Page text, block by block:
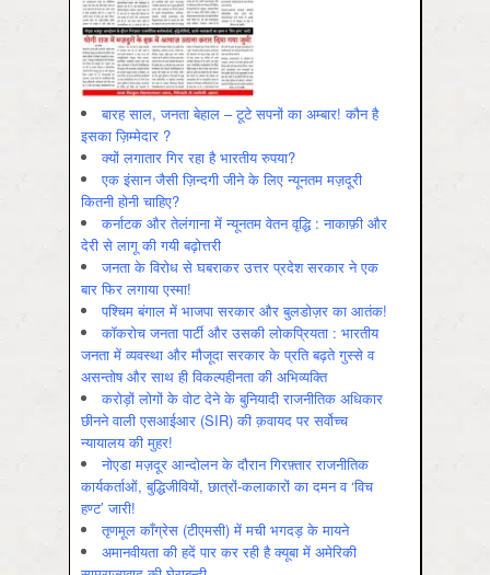
बारह साल, जनता बेहाल – टूटे सपनों का अम्बार! कौन है
इसका ज़िम्मेदार ?
क्यों लगातार गिर रहा है भारतीय रुपया?
एक इंसान जैसी ज़िन्दगी जीने के लिए न्यूनतम मज़दूरी
कितनी होनी चाहिए?
कर्नाटक और तेलंगाना में न्यूनतम वेतन वृद्धि : नाकाफ़ी और
देरी से लागू की गयी बढ़ोत्तरी
जनता के विरोध से घबराकर उत्तर प्रदेश सरकार ने एक
बार फिर लगाया एस्मा!
पश्चिम बंगाल में भाजपा सरकार और बुलडोज़र का आतंक!
कॉकरोच जनता पार्टी और उसकी लोकप्रियता : भारतीय
जनता में व्‍यवस्‍था और मौजूदा सरकार के प्रति बढ़ते गुस्‍से व
असन्‍तोष और साथ ही विकल्‍पहीनता की अभिव्‍यक्ति
करोड़ों लोगों के वोट देने के बुनियादी राजनीतिक अधिकार
छीनने वाली एसआईआर (SIR) की क़वायद पर सर्वोच्च
न्यायालय की मुहर!
नोएडा मज़दूर आन्दोलन के दौरान गिरफ़्तार राजनीतिक
कार्यकर्ताओं, बुद्धिजीवियों, छात्रों-कलाकारों का दमन व ‘विच
हण्ट’ जारी!
तृणमूल काँग्रेस (टीएमसी) में मची भगदड़ के मायने
अमानवीयता की हदें पार कर रही है क्यूबा में अमेरिकी